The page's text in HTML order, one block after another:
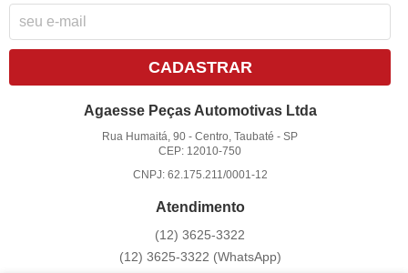
CADASTRAR
Agaesse Peças Automotivas Ltda
Rua Humaitá, 90 -Centro, Taubaté -SP
CEP: 12010-750
CNPJ: 62.175.211/0001-12
Atendimento
(12) 3625-3322
(12) 3625-3322 (WhatsApp)